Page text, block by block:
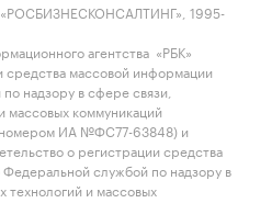
1995-
агентства «РБК»
средства массовой информации
надзору в сфере связи,
массовых коммуникаций
номером ИА №ФС77-63848) и
о регистрации средства
службой по надзору в
и массовых